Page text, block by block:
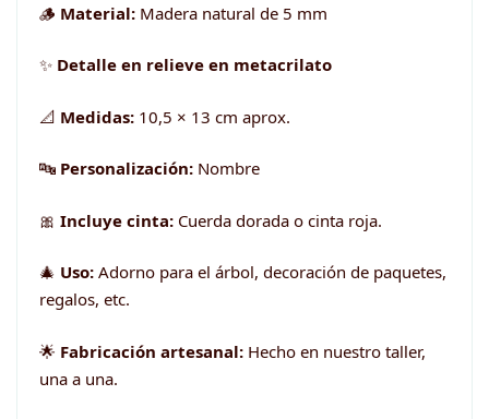
🪵 Material: Madera natural de 5 mm
✨ Detalle en relieve en metacrilato
📐 Medidas: 10,5 × 13 cm aprox.
🔤 Personalización: Nombre
🎀 Incluye cinta: Cuerda dorada o cinta roja.
🎄 Uso: Adorno para el árbol, decoración de paquetes,
regalos, etc.
🌟 Fabricación artesanal: Hecho en nuestro taller,
una a una.